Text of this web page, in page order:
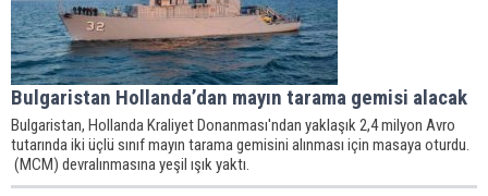
Bulgaristan Hollanda’dan mayın tarama gemisi alacak
Bulgaristan, Hollanda Kraliyet Donanması'ndan yaklaşık 2,4 milyon Avro
tutarında iki üçlü sınıf mayın tarama gemisini alınması için masaya oturdu.
(MCM) devralınmasına yeşil ışık yaktı.